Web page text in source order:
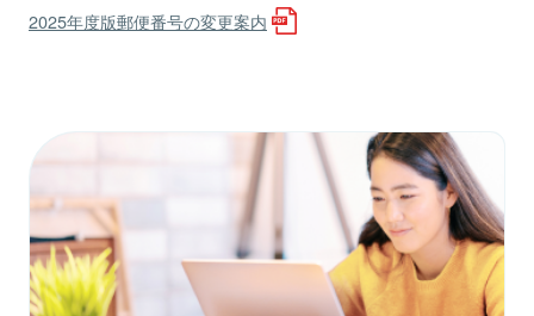
2025年度版郵便番号の変更案内